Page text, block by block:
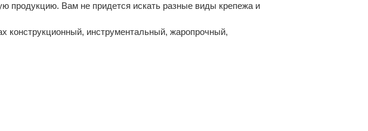
продукцию. Вам не придется искать разные виды крепежа и
конструкционный, инструментальный, жаропрочный,